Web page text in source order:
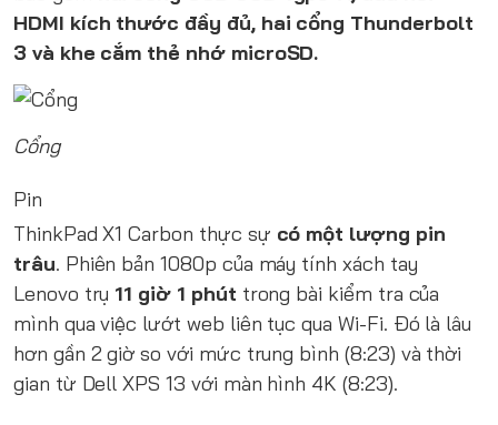
HDMI kích thước đầy đủ, hai cổng Thunderbolt
3 và khe cắm thẻ nhớ microSD.
Cổng
Pin
ThinkPad X1 Carbon thực sự có một lượng pin
trâu. Phiên bản 1080p của máy tính xách tay
Lenovo trụ 11 giờ 1 phút trong bài kiểm tra của
mình qua việc lướt web liên tục qua Wi-Fi. Đó là lâu
hơn gần 2 giờ so với mức trung bình (8:23) và thời
gian từ Dell XPS 13 với màn hình 4K (8:23).